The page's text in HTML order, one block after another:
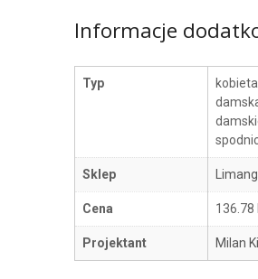
Informacje
Typ
Sklep
Cena 136.78
Projektant Milan